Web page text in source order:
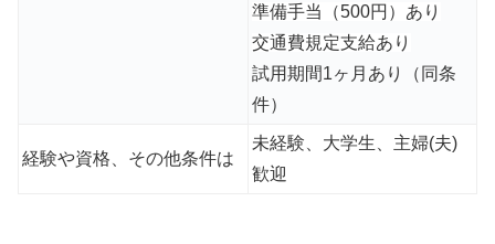
準備手当（500円）あり
交通費規定支給あり
試用期間1ヶ月あり（同条
件）
経験や資格、その他条件は
未経験、大学生、主婦(夫)
歓迎